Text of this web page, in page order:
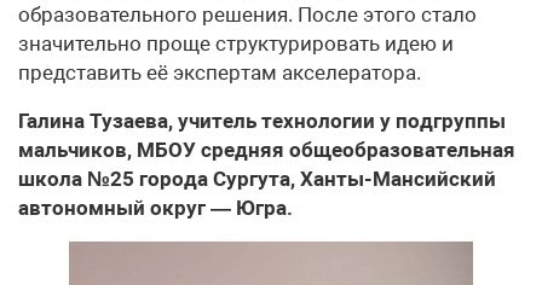
образовательного решения. После этого стало
значительно проще структурировать идею и
представить её экспертам акселератора.
Галина Тузаева, учитель технологии у подгруппы
мальчиков, МБОУ средняя общеобразовательная
школа №25 города Сургута, Ханты-Мансийский
автономный округ — Югра.